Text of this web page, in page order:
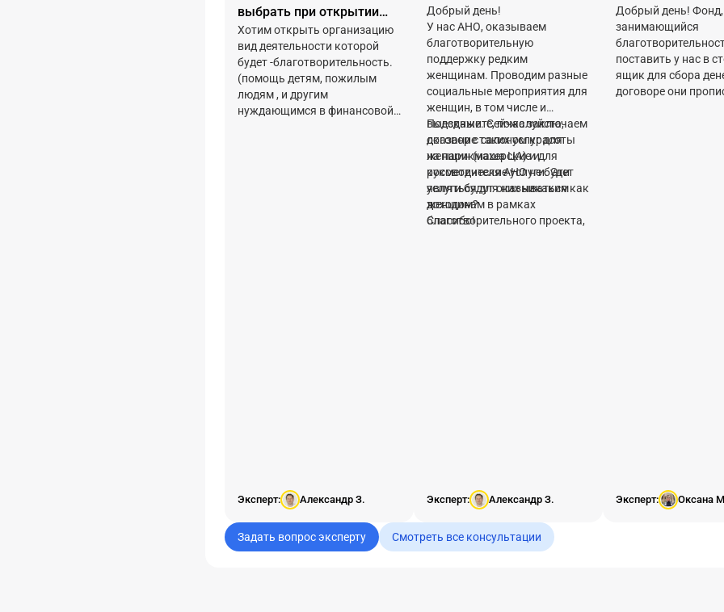
выбрать при открытии
организации ,которая
занимается
благотворительностью
Хотим открыть организацию
вид деятельности которой
будет -благотворительность.
(помощь детям, пожилым
людям , и другим
нуждающимся в финансовой
Эксперт: Александр З.
Добрый день!
У нас АНО, оказываем
благотворительную
поддержку редким
женщинам. Проводим разные
социальные мероприятия для
женщин, в том числе и
выездные. Сейчас заключаем
договор с салоном красоты
на парикмахерские и
косметические услуги. Эти
услуги будут оказываться как
женщинам в рамках
благотворительного проекта,
Подскажите, пожалуйста,
оказание таких услуг для
женщин (наша ЦА) и для
руководителя АНО не будет
являться для них никаким
доходом?
Спасибо!
Эксперт: Александр З.
Добрый день! Фонд,
занимающийся
поставить у нас в
ящик для сбора
договоре они
Эксперт: Оксана
Задать вопрос эксперту Смотреть все консультации